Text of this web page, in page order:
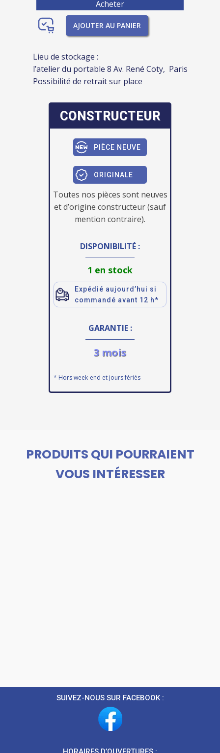
Acheter
AJOUTER AU PANIER
Lieu de stockage :
l’atelier du portable 8 Av. René Coty, Paris
Possibilité de retrait sur place
CONSTRUCTEUR
PIÈCE NEUVE
ORIGINALE
Toutes nos pièces sont neuves
et d’origine constructeur (sauf
mention contraire).
DISPONIBILITÉ :
1 en stock
Expédié aujourd’hui si
commandé avant 12 h*
GARANTIE :
3 mois
* Hors week-end et jours fériés
PRODUITS QUI POURRAIENT
VOUS INTÉRESSER
SUIVEZ-NOUS SUR FACEBOOK :